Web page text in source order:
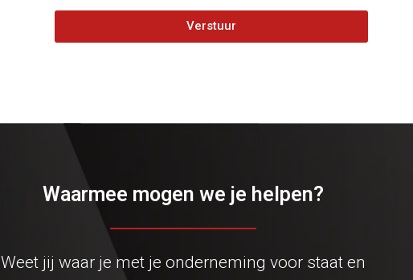
Verstuur
Waarmee mogen we je helpen?
Weet jij waar je met je onderneming voor staat en